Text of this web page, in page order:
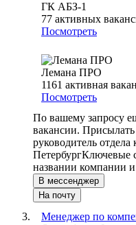
ГК АБЗ-1
77 активных
Посмотреть
Лемана ПРО
1161 активная
Посмотреть
По вашему запросу
вакансии.
руководитель
ПетербургКлючевые
названии компании
В мессенджер
На почту
Менеджер по